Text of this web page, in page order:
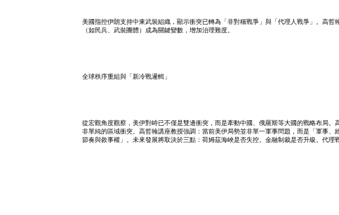
美國指控伊朗支持中東武裝組織，顯示衝突已轉為「非對稱戰爭」與「代理人戰爭」。高
（如民兵、武裝團體）成為關鍵變數，增加治理難度。
全球秩序重組與「新冷戰邏輯」
從宏觀角度觀察，美伊對峙已不僅是雙邊衝突，而是牽動中國、俄羅斯等大國的戰略布局
非單純的區域衝突。高哲翰講座教授強調：當前美伊局勢並非單一軍事問題，而是「軍事
節奏與敘事權」。未來發展將取決於三點：荷姆茲海峽是否失控。金融制裁是否升級。代理